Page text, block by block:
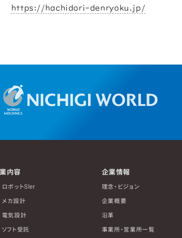
https://hachidori-denryoku.jp/
内容
ボットSIer
メカ設計
電気設計
フト受託
企業情報
理念・ビジョン
企業概要
沿革
事業所・営業所一覧